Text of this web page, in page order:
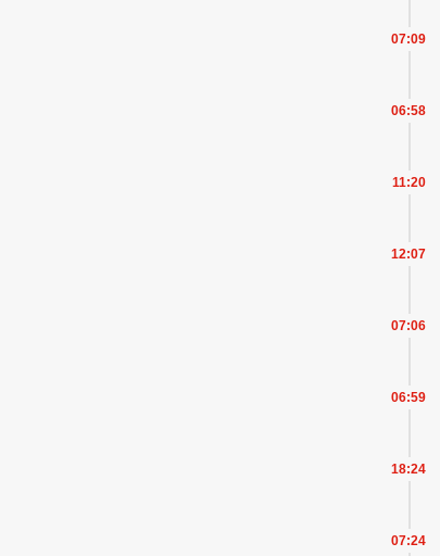
07:09
06:58
11:20
12:07
07:06
06:59
18:24
07:24